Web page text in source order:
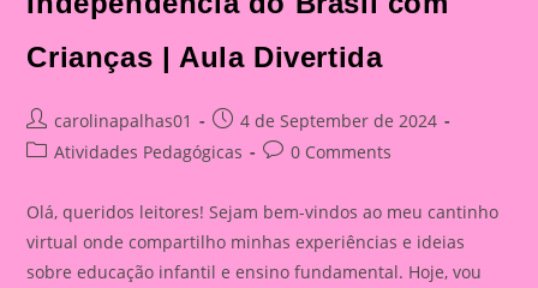
Crianças | Aula Divertida
Post
author:
carolinapalhas01
Post
published:
4 de September de 2024
PostAtividades Pedagógicas
Post0 Comments
Olá, queridos leitores! Sejam bem-vindos ao meu cantinho
virtual onde compartilho minhas experiências e ideias
sobre educação infantil e ensino fundamental. Hoje, vou